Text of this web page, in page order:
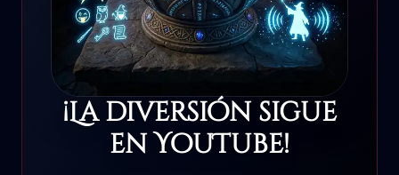
¡La diversión sigue
en YouTube!